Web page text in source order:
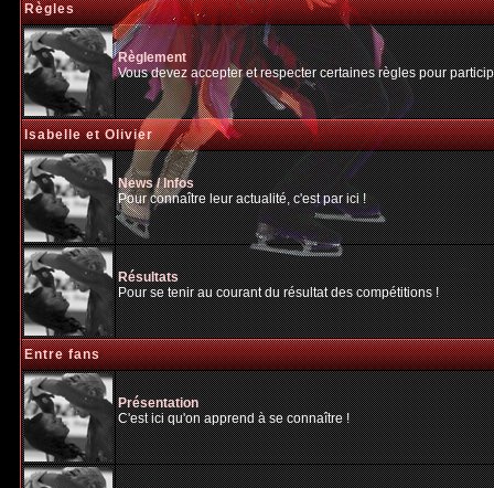
Règles
Règlement
Vous devez accepter et respecter certaines règles pour
Isabelle et Olivier
News / Infos
Pour connaître leur actualité, c'est par ici !
Résultats
Pour se tenir au courant du résultat des compétitions !
Entre fans
Présentation
C'est ici qu'on apprend à se connaître !